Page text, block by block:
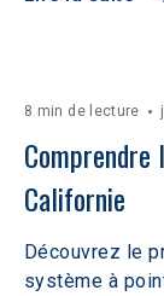
8 min de lecture
Comprendre
Californie
Découvrez le
système à